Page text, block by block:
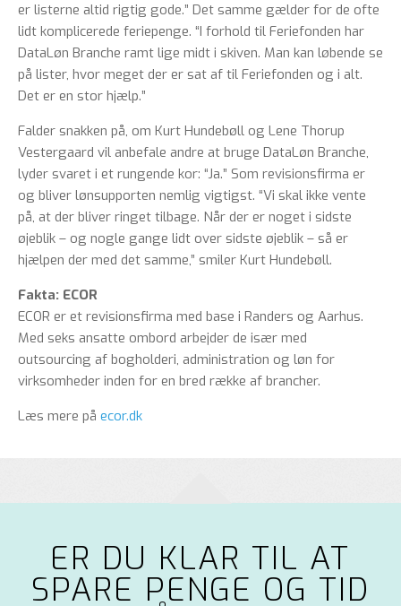
er listerne altid rigtig gode.” Det samme gælder for de ofte
lidt komplicerede feriepenge. “I forhold til Feriefonden har
DataLøn Branche ramt lige midt i skiven. Man kan løbende se
på lister, hvor meget der er sat af til Feriefonden og i alt.
Det er en stor hjælp.”
Falder snakken på, om Kurt Hundebøll og Lene Thorup
Vestergaard vil anbefale andre at bruge DataLøn Branche,
lyder svaret i et rungende kor: “Ja.” Som revisionsfirma er
og bliver lønsupporten nemlig vigtigst. “Vi skal ikke vente
på, at der bliver ringet tilbage. Når der er noget i sidste
øjeblik – og nogle gange lidt over sidste øjeblik – så er
hjælpen der med det samme,” smiler Kurt Hundebøll.
Fakta: ECOR
ECOR er et revisionsfirma med base i Randers og Aarhus.
Med seks ansatte ombord arbejder de især med
outsourcing af bogholderi, administration og løn for
virksomheder inden for en bred række af brancher.
Læs mere på ecor.dk
ER DU KLAR TIL AT
SPARE PENGE OG TID